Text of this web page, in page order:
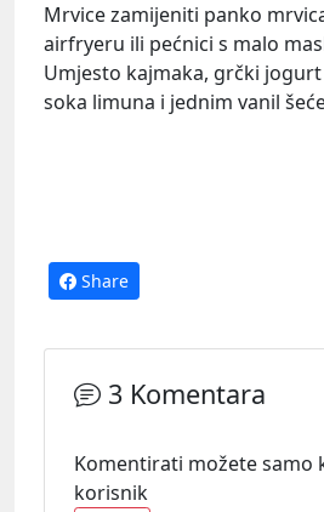
Mrvice zamijeniti panko
airfryeru ili pećnici s malo
Umjesto kajmaka, grčki
soka limuna i jednim vanil
Share
3 Komentara
Komentirati možete samo
korisnik